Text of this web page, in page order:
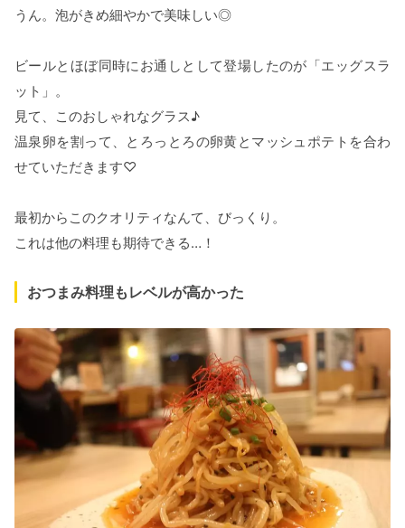
うん。泡がきめ細やかで美味しい◎
ビールとほぼ同時にお通しとして登場したのが「エッグスラ
ット」。
見て、このおしゃれなグラス♪
温泉卵を割って、とろっとろの卵黄とマッシュポテトを合わ
せていただきます♡
最初からこのクオリティなんて、びっくり。
これは他の料理も期待できる…！
おつまみ料理もレベルが高かった